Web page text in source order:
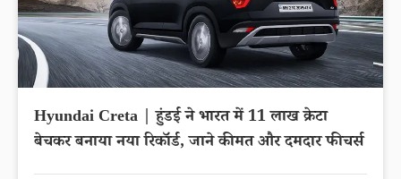
Hyundai Creta | हुंडई ने भारत में 11 लाख क्रेटा
बेचकर बनाया नया रिकॉर्ड, जाने कीमत और दमदार फीचर्स